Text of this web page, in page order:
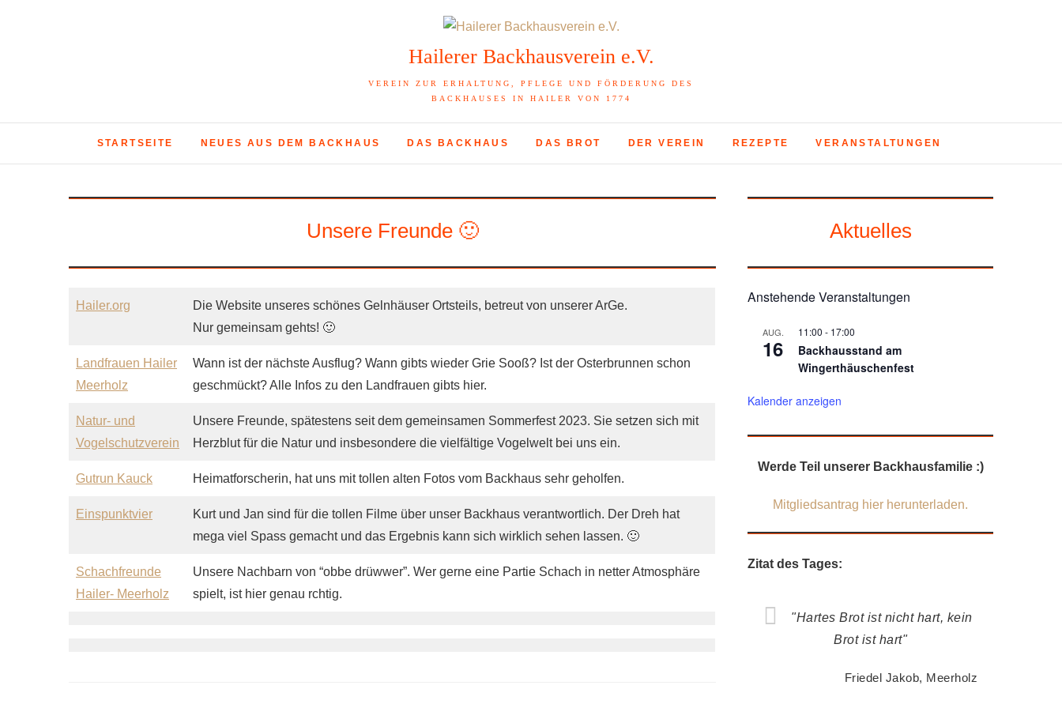
Hailerer Backhausverein e.V.
VEREIN ZUR ERHALTUNG, PFLEGE UND FÖRDERUNG DES
BACKHAUSES IN HAILER VON 1774
STARTSEITE NEUES AUS DEM BACKHAUS DAS BACKHAUS DAS BROT DER VEREIN REZEPTE VERANSTALTUNGEN
Unsere Freunde 🙂
Hailer.org
Die Website unseres schönes Gelnhäuser Ortsteils, betreut von unserer ArGe.
Nur gemeinsam gehts! 🙂
Landfrauen Hailer
Meerholz
Wann ist der nächste Ausflug? Wann gibts wieder Grie Sooß? Ist der Osterbrunnen schon
geschmückt? Alle Infos zu den Landfrauen gibts hier.
Natur- und
Vogelschutzverein
Unsere Freunde, spätestens seit dem gemeinsamen Sommerfest 2023. Sie setzen sich mit
Herzblut für die Natur und insbesondere die vielfältige Vogelwelt bei uns ein.
Gutrun Kauck Heimatforscherin, hat uns mit tollen alten Fotos vom Backhaus sehr geholfen.
Einspunktvier
Kurt und Jan sind für die tollen Filme über unser Backhaus verantwortlich. Der Dreh hat
mega viel Spass gemacht und das Ergebnis kann sich wirklich sehen lassen. 🙂
Schachfreunde
Hailer- Meerholz
Unsere Nachbarn von “obbe drüwwer”. Wer gerne eine Partie Schach in netter Atmosphäre
spielt, ist hier genau rchtig.
Aktuelles
Anstehende Veranstaltungen
AUG.
16
11:00 - 17:00
Backhausstand am
Wingerthäuschenfest
Kalender anzeigen
Werde Teil unserer Backhausfamilie :)
Mitgliedsantrag hier herunterladen.
Zitat des Tages:
"Hartes Brot ist nicht hart, kein
Brot ist hart"
Friedel Jakob, Meerholz